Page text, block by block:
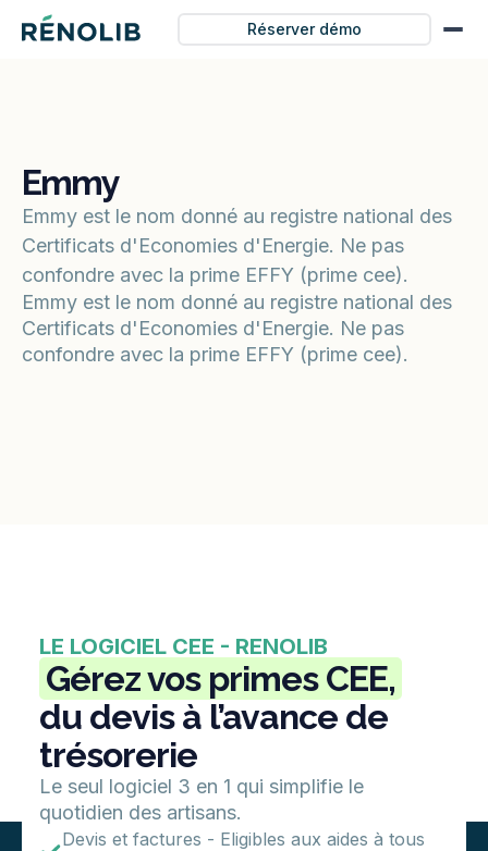
Réserver démo
Emmy
Emmy est le nom donné au registre national des
Certificats d'Economies d'Energie. Ne pas
confondre avec la prime EFFY (prime cee).
Emmy est le nom donné au registre national des
Certificats d'Economies d'Energie. Ne pas
confondre avec la prime EFFY (prime cee).
LE LOGICIEL CEE - RENOLIB
Gérez vos primes CEE,
du devis à l’avance de
trésorerie
Le seul logiciel 3 en 1 qui simplifie le
quotidien des artisans.
Devis et factures - Eligibles aux aides à tous